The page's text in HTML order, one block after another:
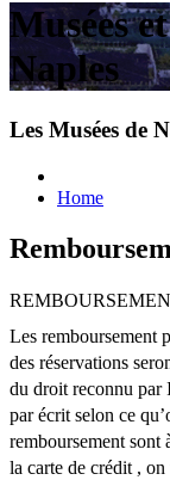
Musées
Naples
Les Musées de
Home
Les remboursement
des réservations
du droit reconnu par
par écrit selon ce
remboursement sont
la carte de crédit ,